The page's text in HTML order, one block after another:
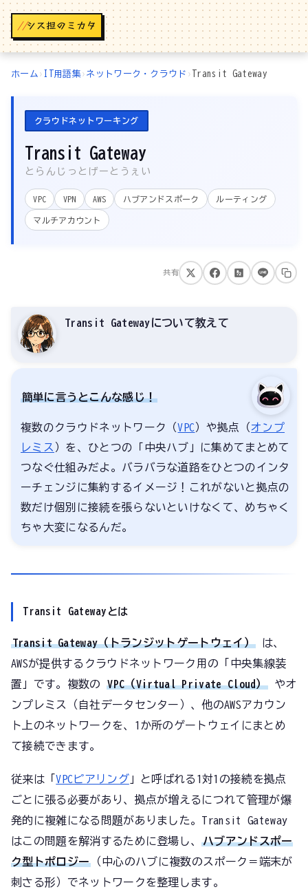
//
ホーム › IT用語集› ネットワーク・クラウド › Transit Gateway
クラウドネットワーキング
Transit Gateway
とらんじっとげーとうぇい
VPC VPN AWS ハブアンドスポーク ルーティング
マルチアカウント
共有
Transit Gatewayについて教えて
簡単に言うとこんな感じ！
複数のクラウドネットワーク（VPC）や拠点（ オンプ
レミス ）を、ひとつの「中央ハブ」に集めてまとめて
つなぐ仕組みだよ。バラバラな道路をひとつのインタ
ーチェンジに集約するイメージ！これがないと拠点の
数だけ個別に接続を張らないといけなくて、めちゃく
ちゃ大変になるんだ。
Transit Gatewayとは
Transit Gateway（トランジットゲートウェイ） は、
AWSが提供するクラウドネットワーク用の「中央集線装
置」です。複数の VPC（Virtual Private Cloud） やオ
ンプレミス（自社データセンター）、他のAWSアカウン
ト上のネットワークを、1か所のゲートウェイにまとめ
て接続できます。
従来は「VPCピアリング」と呼ばれる1対1の接続を拠点
ごとに張る必要があり、拠点が増えるにつれて管理が爆
発的に複雑になる問題がありました。Transit Gateway
はこの問題を解消するために登場し、ハブアンドスポー
ク型トポロジー（中心のハブに複数のスポーク＝端末が
刺さる形）でネットワークを整理します。